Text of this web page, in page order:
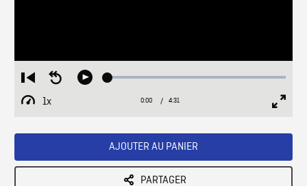
Restart
from
beginning
Seek
Play Loaded:
1x
Playback
Current
0:00 / Duration
4:31
AJOUTER AU PANIER
PARTAGER